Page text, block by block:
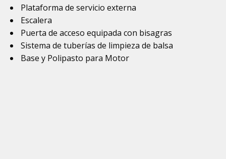
Plataforma de servicio externa
Escalera
Puerta de acceso equipada con bisagras
Sistema de tuberías de limpieza de balsa
Base y Polipasto para Motor